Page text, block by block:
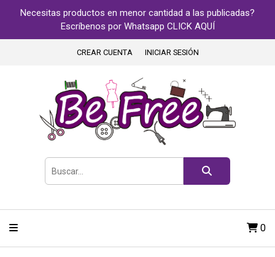
Necesitas productos en menor cantidad a las publicadas?
Escríbenos por Whatsapp CLICK AQUÍ
CREAR CUENTA INICIAR SESIÓN
0